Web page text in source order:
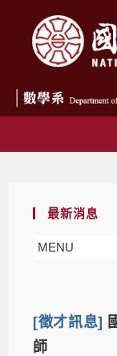
最新消息
MENU
[徵才訊息]
師